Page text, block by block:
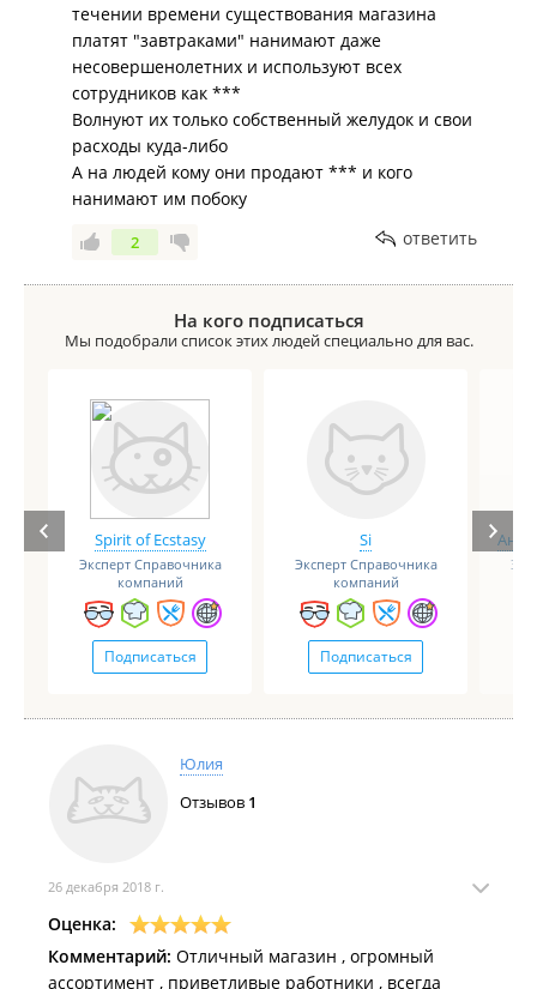
течении времени существования магазина
платят "завтраками" нанимают даже
несовершенолетних и используют всех
сотрудников как ***
Волнуют их только собственный желудок и свои
расходы куда-либо
А на людей кому они продают *** и кого
нанимают им побоку
2 ответить
На кого подписаться
Мы подобрали список этих людей специально для вас.
Spirit of Ecstasy
Эксперт Справочника
компаний
Подписаться
Si
Эксперт Справочника
компаний
Подписаться
Юлия
Отзывов 1
26 декабря 2018 г.
Оценка:
Комментарий: Отличный магазин , огромный
ассортимент , приветливые работники , всегда